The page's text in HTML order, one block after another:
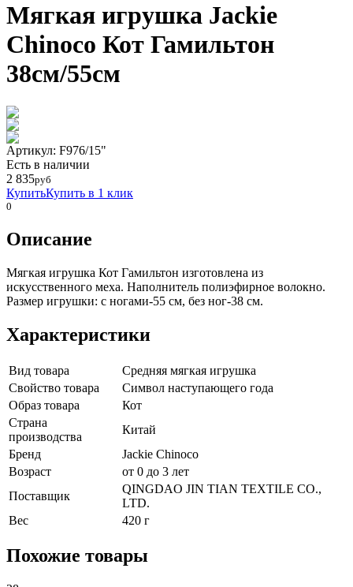
Мягкая игрушка Jackie
Chinoco Кот Гамильтон
38см/55см
Артикул: F976/15"
Eсть в наличии
2 835руб
КупитьКупить в 1 клик
0
Описание
Мягкая игрушка Кот Гамильтон изготовлена из
искусственного меха. Наполнитель полиэфирное волокно.
Размер игрушки: с ногами-55 см, без ног-38 см.
Характеристики
Вид товара
Средняя мягкая игрушка
Свойство товара
Символ наступающего года
Образ товара
Кот
Страна
производства
Китай
Бренд
Jackie Chinoco
Возраст
от 0 до 3 лет
Поставщик
QINGDAO JIN TIAN TEXTILE CO.,
LTD.
Вес
420 г
Похожие товары